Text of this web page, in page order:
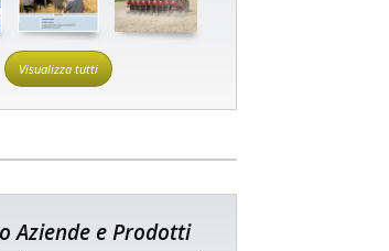
Visualizza tutti
Aziende e Prodotti